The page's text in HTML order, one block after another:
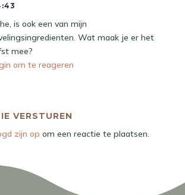
he, is ook een van mijn
Wat maak je er het
mee?
om te reageren
VERSTUREN
zijn op om een reactie te plaatsen.